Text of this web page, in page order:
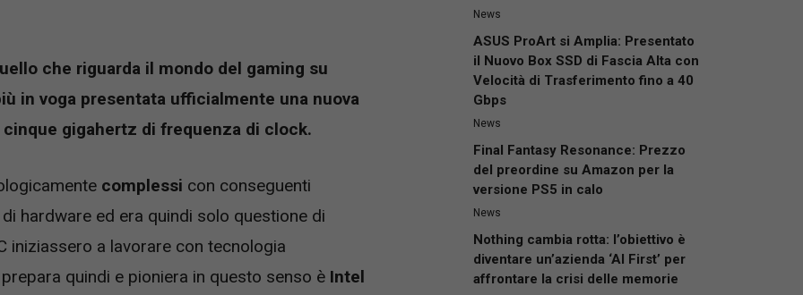
che riguarda il mondo del gaming su
in voga presentata ufficialmente una nuova
gigahertz di frequenza di clock.
complessi con conseguenti
hardware ed era quindi solo questione di
iniziassero a lavorare con tecnologia
quindi e pioniera in questo senso è Intel
News
ASUS ProArt si Amplia: Presentato
il Nuovo Box SSD di Fascia Alta con
Velocità di Trasferimento fino a 40
Gbps
News
Final Fantasy Resonance: Prezzo
del preordine su Amazon per la
versione PS5 in calo
News
Nothing cambia rotta: l’obiettivo è
diventare un’azienda ‘AI First’ per
affrontare la crisi delle memorie